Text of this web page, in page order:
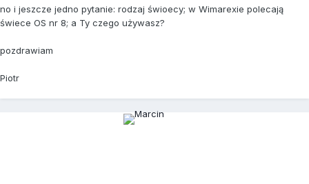
no i jeszcze jedno pytanie: rodzaj świoecy; w Wimarexie polecają
świece OS nr 8; a Ty czego używasz?
pozdrawiam
Piotr